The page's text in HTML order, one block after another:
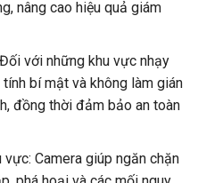
nâng cao hiệu quả giám
với những khu vực nhạy
bí mật và không làm gián
đồng thời đảm bảo an toàn
Camera giúp ngăn chặn